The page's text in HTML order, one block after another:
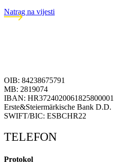
Natrag na vijesti
OIB: 84238675791
MB: 2819074
IBAN: HR3724020061825800001
Erste&Steiermärkische Bank D.D.
SWIFT/BIC: ESBCHR22
TELEFON
Protokol